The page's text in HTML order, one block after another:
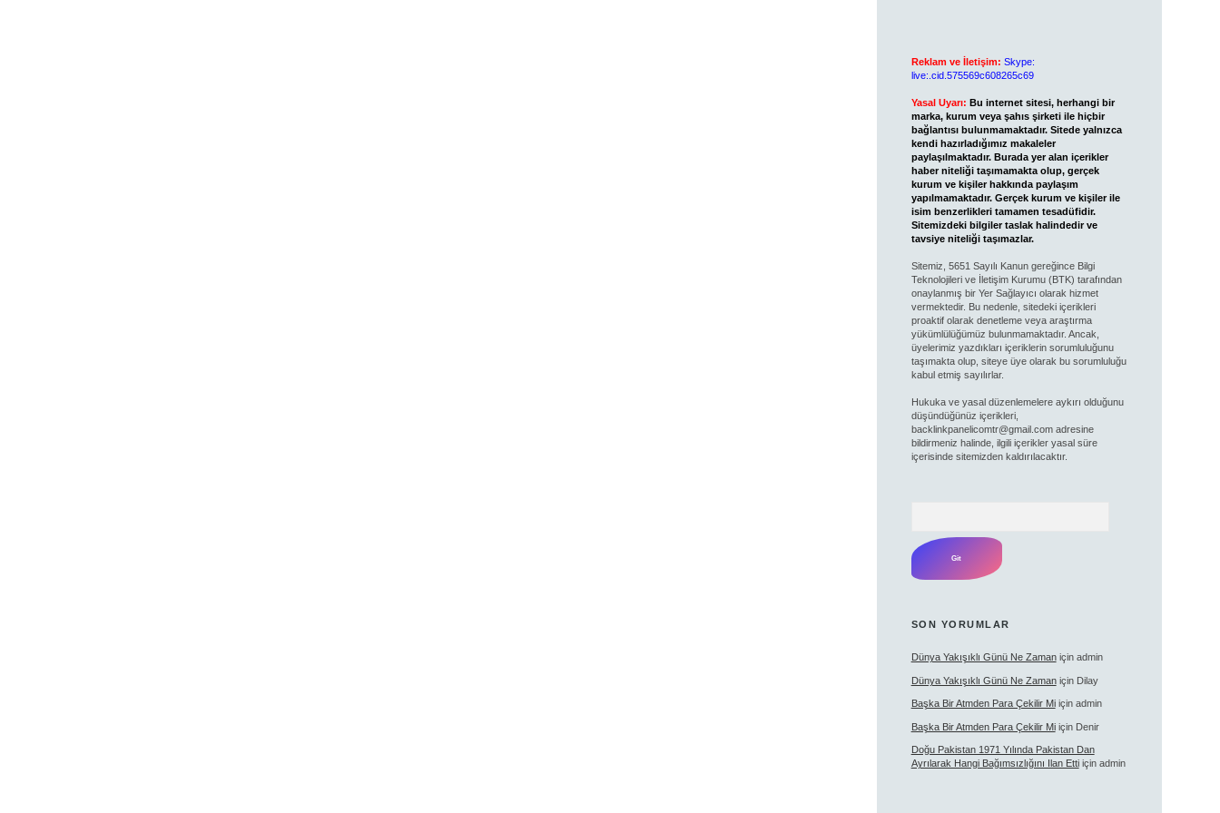
Reklam ve İletişim: Skype:
live:.cid.575569c608265c69
Yasal Uyarı: Bu internet sitesi, herhangi bir
marka, kurum veya şahıs şirketi ile hiçbir
bağlantısı bulunmamaktadır. Sitede yalnızca
kendi hazırladığımız makaleler
paylaşılmaktadır. Burada yer alan içerikler
haber niteliği taşımamakta olup, gerçek
kurum ve kişiler hakkında paylaşım
yapılmamaktadır. Gerçek kurum ve kişiler ile
isim benzerlikleri tamamen tesadüfidir.
Sitemizdeki bilgiler taslak halindedir ve
tavsiye niteliği taşımazlar.
Sitemiz, 5651 Sayılı Kanun gereğince Bilgi
Teknolojileri ve İletişim Kurumu (BTK) tarafından
onaylanmış bir Yer Sağlayıcı olarak hizmet
vermektedir. Bu nedenle, sitedeki içerikleri
proaktif olarak denetleme veya araştırma
yükümlülüğümüz bulunmamaktadır. Ancak,
üyelerimiz yazdıkları içeriklerin sorumluluğunu
taşımakta olup, siteye üye olarak bu sorumluluğu
kabul etmiş sayılırlar.
Hukuka ve yasal düzenlemelere aykırı olduğunu
düşündüğünüz içerikleri,
backlinkpanelicomtr@gmail.comadresine
bildirmeniz halinde, ilgili içerikler yasal süre
içerisinde sitemizden kaldırılacaktır.
SON YORUMLAR
Dünya Yakışıklı Günü Ne Zamaniçin admin
Dünya Yakışıklı Günü Ne Zamaniçin Dilay
Başka Bir Atmden Para Çekilir Miiçin admin
Başka Bir Atmden Para Çekilir Miiçin Denir
Doğu Pakistan 1971 Yılında Pakistan Dan
Ayrılarak Hangi Bağımsızlığını Ilan Ettiiçin admin